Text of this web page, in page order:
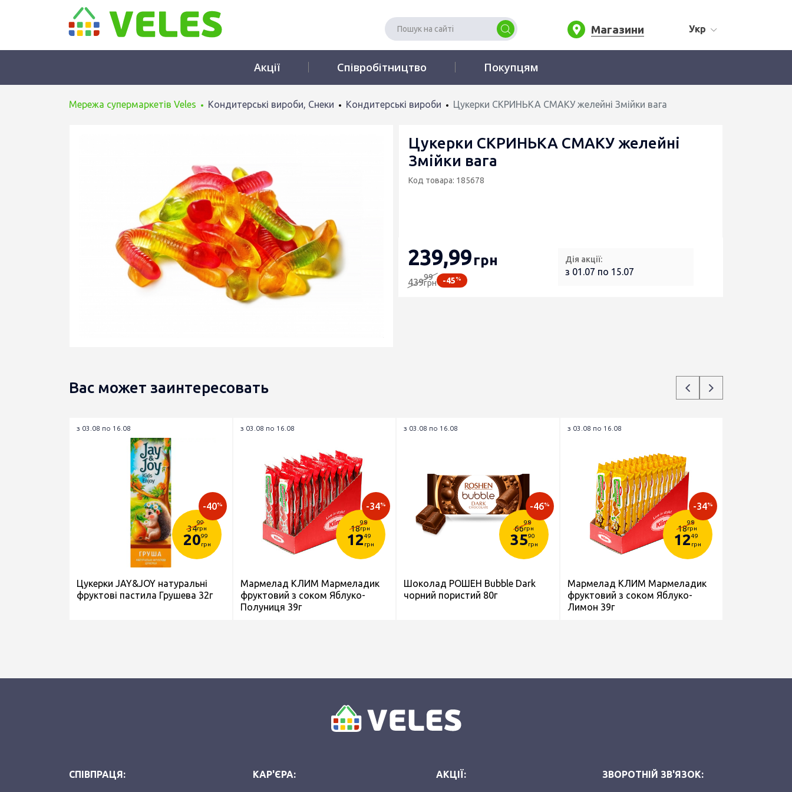
Магазини Укр
Акції Співробітництво Покупцям
Мережа супермаркетів Veles Кондитерські вироби, Снеки Кондитерські вироби Цукерки СКРИНЬКА СМАКУ желейні Змійки вага
Цукерки СКРИНЬКА СМАКУ желейні
Змійки вага
Код товара: 185678
239,99грн
43999
грн -45%
Дія акції:
з 01.07 по 15.07
Вас может заинтересовать
з 03.08 по 16.08
34
99
грн
2099
грн
-40%
Цукерки JAY&JOY натуральні
фруктові пастила Грушева 32г
з 03.08 по 16.08
18
98
грн
1249
грн
-34%
Мармелад КЛИМ Мармеладик
фруктовий з соком Яблуко-
Полуниця 39г
з 03.08 по 16.08
66
98
грн
3590
грн
-46%
Шоколад РОШЕН Bubble Dark
чорний пористий 80г
з 03.08 по 16.08
18
98
грн
1249
грн
-34%
Мармелад КЛИМ Мармеладик
фруктовий з соком Яблуко-
Лимон 39г
СПІВПРАЦЯ: КАР'ЄРА: АКЦІЇ: ЗВОРОТНІЙ ЗВ'ЯЗОК: